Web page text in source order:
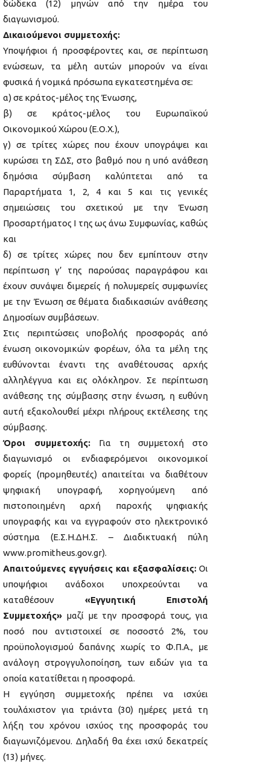
δώδεκα (12) μηνών από την ημέρα του
διαγωνισμού.
Δικαιούμενοι συμμετοχής:
Υποψήφιοι ή προσφέροντες και, σε περίπτωση
ενώσεων, τα μέλη αυτών μπορούν να είναι
φυσικά ή νομικά πρόσωπα εγκατεστημένα σε:
α) σε κράτος-μέλος της Ένωσης,
β) σε κράτος-μέλος του Ευρωπαϊκού
Οικονομικού Χώρου (Ε.Ο.Χ.),
γ) σε τρίτες χώρες που έχουν υπογράψει και
κυρώσει τη ΣΔΣ, στο βαθμό που η υπό ανάθεση
δημόσια σύμβαση καλύπτεται από τα
Παραρτήματα 1, 2, 4 και 5 και τις γενικές
σημειώσεις του σχετικού με την Ένωση
Προσαρτήματος I της ως άνω Συμφωνίας, καθώς
και
δ) σε τρίτες χώρες που δεν εμπίπτουν στην
περίπτωση γ’ της παρούσας παραγράφου και
έχουν συνάψει διμερείς ή πολυμερείς συμφωνίες
με την Ένωση σε θέματα διαδικασιών ανάθεσης
Δημοσίων συμβάσεων.
Στις περιπτώσεις υποβολής προσφοράς από
ένωση οικονομικών φορέων, όλα τα μέλη της
ευθύνονται έναντι της αναθέτουσας αρχής
αλληλέγγυα και εις ολόκληρον. Σε περίπτωση
ανάθεσης της σύμβασης στην ένωση, η ευθύνη
αυτή εξακολουθεί μέχρι πλήρους εκτέλεσης της
σύμβασης.
Όροι συμμετοχής: Για τη συμμετοχή στο
διαγωνισμό οι ενδιαφερόμενοι οικονομικοί
φορείς (προμηθευτές) απαιτείται να διαθέτουν
ψηφιακή υπογραφή, χορηγούμενη από
πιστοποιημένη αρχή παροχής ψηφιακής
υπογραφής και να εγγραφούν στο ηλεκτρονικό
σύστημα (Ε.Σ.Η.ΔΗ.Σ. – Διαδικτυακή πύλη
www.promitheus.gov.gr).
Απαιτούμενες εγγυήσεις και εξασφαλίσεις:Οι
υποψήφιοι ανάδοχοι υποχρεούνται να
καταθέσουν «Εγγυητική Επιστολή
Συμμετοχής» μαζί με την προσφορά τους, για
ποσό που αντιστοιχεί σε ποσοστό 2%, του
προϋπολογισμού δαπάνης χωρίς το Φ.Π.Α., με
ανάλογη στρογγυλοποίηση, των ειδών για τα
οποία κατατίθεται η προσφορά.
Η εγγύηση συμμετοχής πρέπει να ισχύει
τουλάχιστον για τριάντα (30) ημέρες μετά τη
λήξη του χρόνου ισχύος της προσφοράς του
διαγωνιζόμενου. Δηλαδή θα έχει ισχύ δεκατρείς
(13) μήνες.